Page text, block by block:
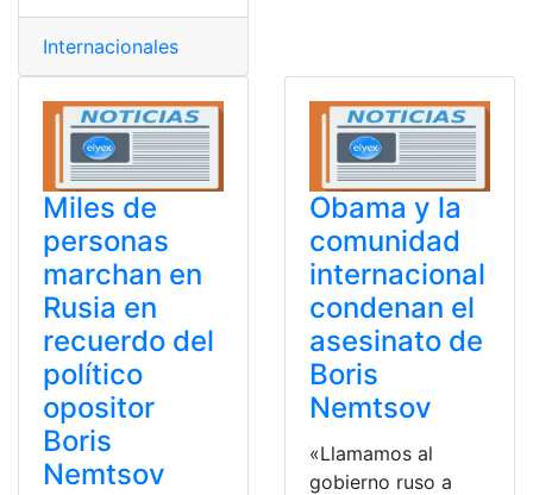
Internacionales
Miles de
personas
marchan en
Rusia en
recuerdo del
político
opositor
Boris
Nemtsov
Obama y la
comunidad
internacional
condenan el
asesinato de
Boris
Nemtsov
«Llamamos al
gobierno ruso a